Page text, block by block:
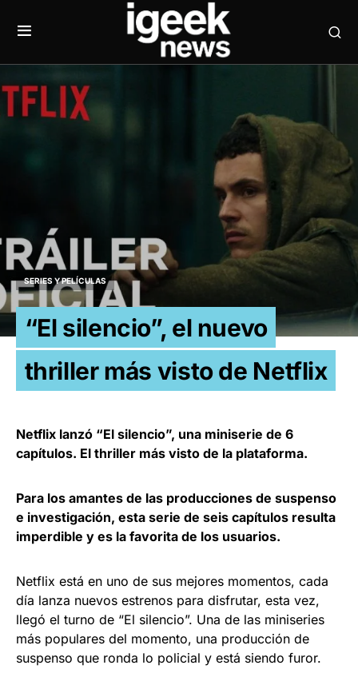
SERIES Y PELÍCULAS
“El silencio”, el nuevo
thriller más visto de Netflix
Netflix lanzó “El silencio”, una miniserie de 6
capítulos. El thriller más visto de la plataforma.
Para los amantes de las producciones de suspenso
e investigación, esta serie de seis capítulos resulta
imperdible y es la favorita de los usuarios.
Netflix está en uno de sus mejores momentos, cada
día lanza nuevos estrenos para disfrutar, esta vez,
llegó el turno de “El silencio”. Una de las miniseries
más populares del momento, una producción de
suspenso que ronda lo policial y está siendo furor.